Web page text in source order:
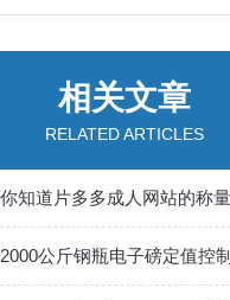
相关文章
RELATED ARTICLES
2000公斤钢瓶电子磅定值控制